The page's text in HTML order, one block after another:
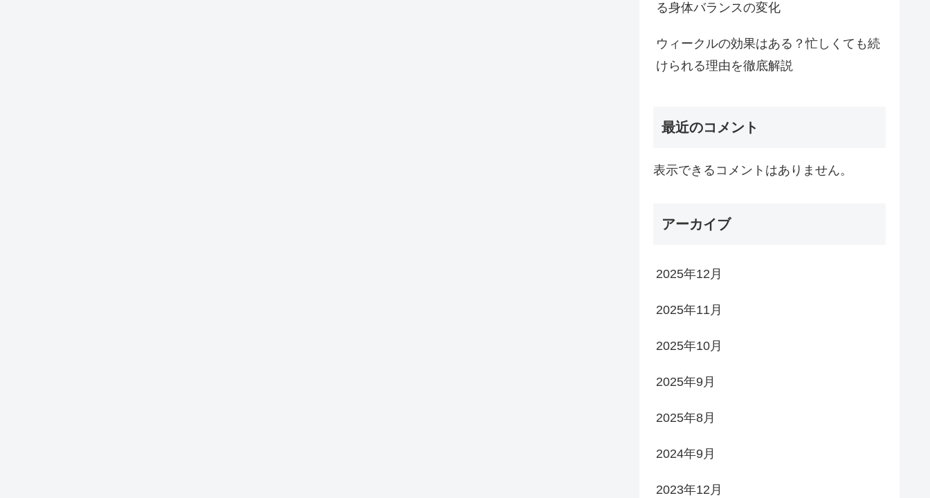
る身体バランスの変化
ウィークルの効果はある？忙しくても続
けられる理由を徹底解説
最近のコメント
表示できるコメントはありません。
アーカイブ
2025年12月
2025年11月
2025年10月
2025年9月
2025年8月
2024年9月
2023年12月